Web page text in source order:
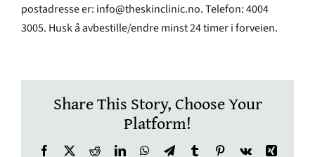
OM THE SKIN CLINIC
postadresse er: info@theskinclinic.no. Telefon: 4004
3005. Husk å avbestille/endre minst 24 timer i forveien.
Share This Story, Choose Your
Platform!
Facebook
X RedditLinkedInWhatsApp
TelegramTumblrPinterest
Vk
Xing